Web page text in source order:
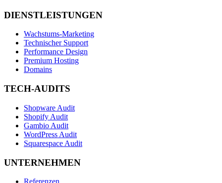
DIENSTLEISTUNGEN
Wachstums-Marketing
Technischer Support
Performance Design
Premium Hosting
Domains
TECH-AUDITS
Shopware Audit
Shopify Audit
Gambio Audit
WordPress Audit
Squarespace Audit
UNTERNEHMEN